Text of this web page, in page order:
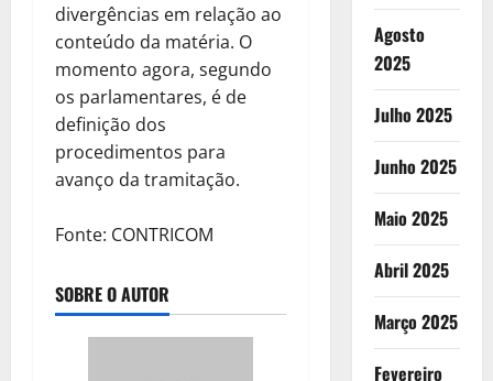
divergências em relação ao
conteúdo da matéria. O
momento agora, segundo
os parlamentares, é de
definição dos
procedimentos para
avanço da tramitação.
Fonte: CONTRICOM
SOBRE O AUTOR
Agosto
2025
Julho 2025
Junho 2025
Maio 2025
Abril 2025
Março 2025
Fevereiro